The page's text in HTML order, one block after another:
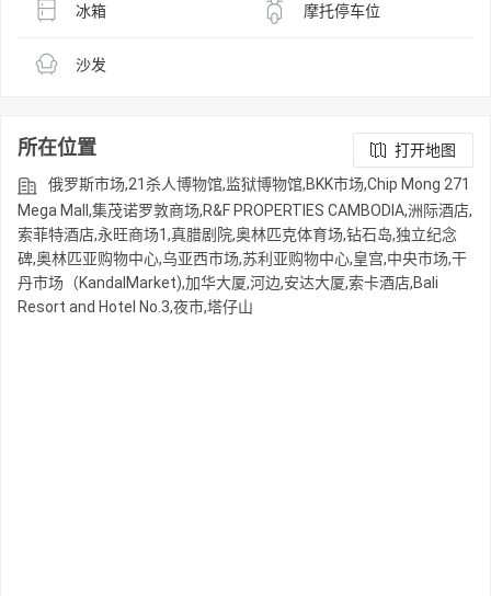
冰箱 摩托停车位
沙发
所在位置
打开地图
俄罗斯市场,21杀人博物馆,监狱博物馆,BKK市场,Chip Mong 271
Mega Mall,集茂诺罗敦商场,R&F PROPERTIES CAMBODIA,洲际酒店,
索菲特酒店,永旺商场1,真腊剧院,奥林匹克体育场,钻石岛,独立纪念
碑,奥林匹亚购物中心,乌亚西市场,苏利亚购物中心,皇宫,中央市场,干
丹市场（KandalMarket),加华大厦,河边,安达大厦,索卡酒店,Bali
Resort and Hotel No.3,夜市,塔仔山